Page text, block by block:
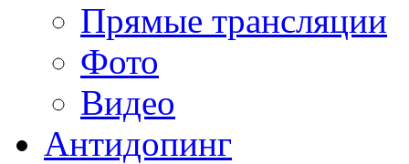
Прямые трансляции
Фото
Видео
Антидопинг